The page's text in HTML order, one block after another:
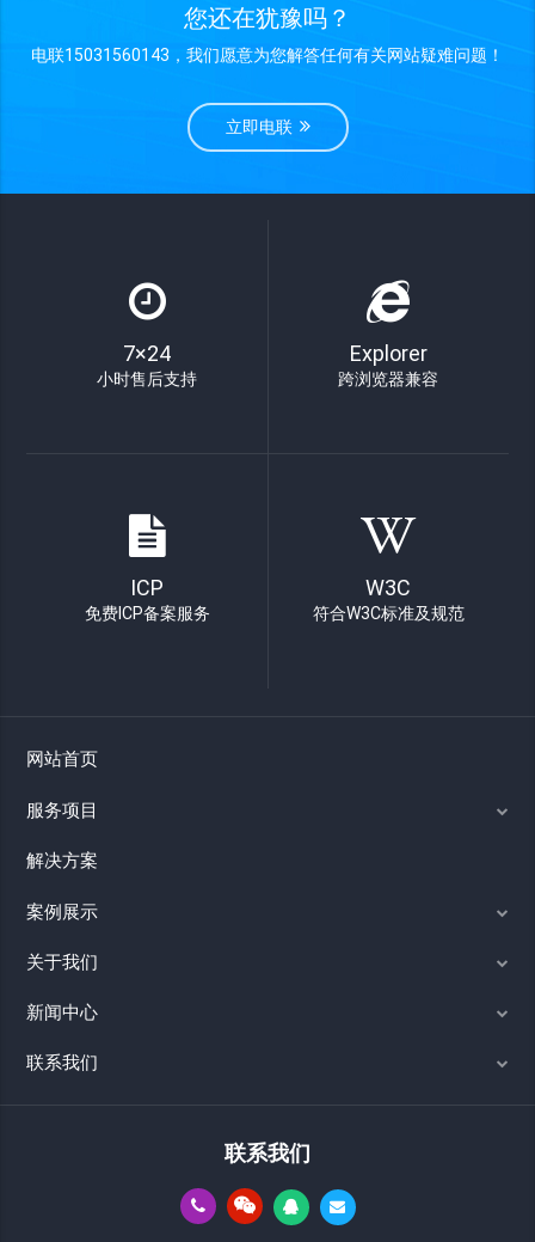
您还在犹豫吗？
电联15031560143，我们愿意为您解答任何有关网站疑难问题！
立即电联
7×24
小时售后支持
Explorer
跨浏览器兼容
ICP
免费ICP备案服务
W3C
符合W3C标准及规范
网站首页
服务项目
解决方案
案例展示
关于我们
新闻中心
联系我们
联系我们